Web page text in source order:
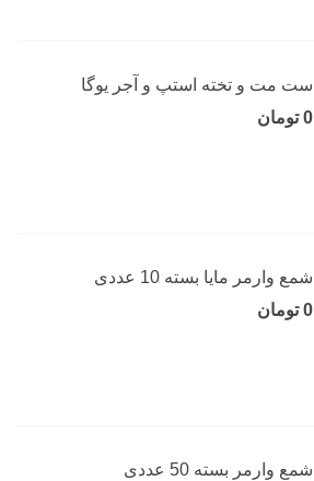
ست مت و تخته استپ و آجر یوگا
0 تومان
شمع وارمر مایا بسته 10 عددی
0 تومان
شمع وارمر بسته 50 عددی